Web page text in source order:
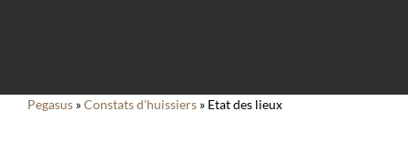
Pegasus »Constats d’huissiers » Etat des lieux